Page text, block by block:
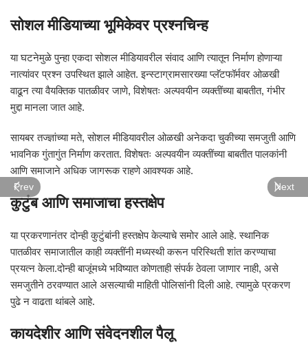
सोशल मीडियाच्या भूमिकेवर प्रश्नचिन्ह
या घटनेमुळे पुन्हा एकदा सोशल मीडियावरील संवाद आणि त्यातून निर्माण होणाऱ्या
नात्यांवर प्रश्न उपस्थित झाले आहेत. इन्स्टाग्रामसारख्या प्लॅटफॉर्मवर ओळखी
वाढून त्या वैयक्तिक पातळीवर जाणे, विशेषतः अल्पवयीन व्यक्तींच्या बाबतीत, गंभीर
मुद्दा मानला जात आहे.
सायबर तज्ज्ञांच्या मते, सोशल मीडियावरील ओळखी अनेकदा चुकीच्या समजुती आणि
भावनिक गुंतागुंत निर्माण करतात. विशेषतः अल्पवयीन व्यक्तींच्या बाबतीत पालकांनी
आणि समाजाने अधिक जागरूक राहणे आवश्यक आहे.
कुटुंब आणि समाजाचा हस्तक्षेप
या प्रकरणानंतर दोन्ही कुटुंबांनी हस्तक्षेप केल्याचे समोर आले आहे. स्थानिक
पातळीवर समाजातील काही व्यक्तींनी मध्यस्थी करून परिस्थिती शांत करण्याचा
प्रयत्न केला.दोन्ही बाजूंमध्ये भविष्यात कोणताही संपर्क ठेवला जाणार नाही, असे
समजुतीने ठरवण्यात आले असल्याची माहिती पोलिसांनी दिली आहे. त्यामुळे प्रकरण
पुढे न वाढता थांबले आहे.
कायदेशीर आणि संवेदनशील पैलू
Prev Next